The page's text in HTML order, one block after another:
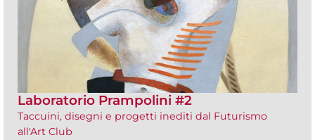
Laboratorio Prampolini #2
Taccuini, disegni e progetti inediti dal Futurismo
all'Art Club